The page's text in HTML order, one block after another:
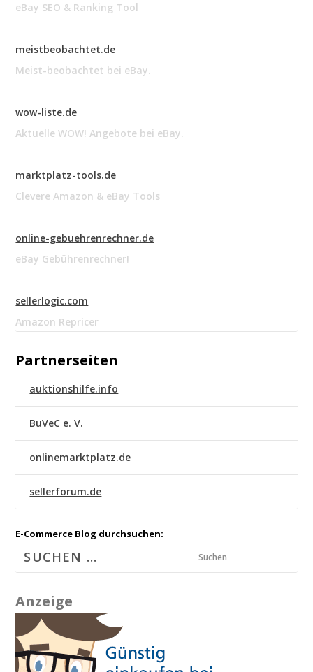
eBay SEO & Ranking Tool
meistbeobachtet.de
Meist-beobachtet bei eBay.
wow-liste.de
Aktuelle WOW! Angebote bei eBay.
marktplatz-tools.de
Clevere Amazon & eBay Tools
online-gebuehrenrechner.de
eBay Gebührenrechner!
sellerlogic.com
Amazon Repricer
Partnerseiten
auktionshilfe.info
BuVeC e. V.
onlinemarktplatz.de
sellerforum.de
E-Commerce Blog durchsuchen:
Suchen
Anzeige